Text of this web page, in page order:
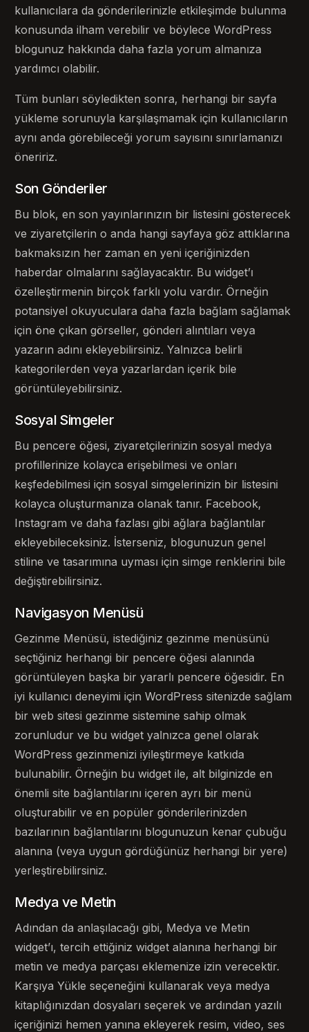
kullanıcılara da gönderilerinizle etkileşimde bulunma
konusunda ilham verebilir ve böylece WordPress
blogunuz hakkında daha fazla yorum almanıza
yardımcı olabilir.
Tüm bunları söyledikten sonra, herhangi bir sayfa
yükleme sorunuyla karşılaşmamak için kullanıcıların
aynı anda görebileceği yorum sayısını sınırlamanızı
öneririz.
Son Gönderiler
Bu blok, en son yayınlarınızın bir listesini gösterecek
ve ziyaretçilerin o anda hangi sayfaya göz attıklarına
bakmaksızın her zaman en yeni içeriğinizden
haberdar olmalarını sağlayacaktır. Bu widget’ı
özelleştirmenin birçok farklı yolu vardır. Örneğin
potansiyel okuyuculara daha fazla bağlam sağlamak
için öne çıkan görseller, gönderi alıntıları veya
yazarın adını ekleyebilirsiniz. Yalnızca belirli
kategorilerden veya yazarlardan içerik bile
görüntüleyebilirsiniz.
Sosyal Simgeler
Bu pencere öğesi, ziyaretçilerinizin sosyal medya
profillerinize kolayca erişebilmesi ve onları
keşfedebilmesi için sosyal simgelerinizin bir listesini
kolayca oluşturmanıza olanak tanır. Facebook,
Instagram ve daha fazlası gibi ağlara bağlantılar
ekleyebileceksiniz. İsterseniz, blogunuzun genel
stiline ve tasarımına uyması için simge renklerini bile
değiştirebilirsiniz.
Navigasyon Menüsü
Gezinme Menüsü, istediğiniz gezinme menüsünü
seçtiğiniz herhangi bir pencere öğesi alanında
görüntüleyen başka bir yararlı pencere öğesidir. En
iyi kullanıcı deneyimi için WordPress sitenizde sağlam
bir web sitesi gezinme sistemine sahip olmak
zorunludur ve bu widget yalnızca genel olarak
WordPress gezinmenizi iyileştirmeye katkıda
bulunabilir. Örneğin bu widget ile, alt bilginizde en
önemli site bağlantılarını içeren ayrı bir menü
oluşturabilir ve en popüler gönderilerinizden
bazılarının bağlantılarını blogunuzun kenar çubuğu
alanına (veya uygun gördüğünüz herhangi bir yere)
yerleştirebilirsiniz.
Medya ve Metin
Adından da anlaşılacağı gibi, Medya ve Metin
widget’ı, tercih ettiğiniz widget alanına herhangi bir
metin ve medya parçası eklemenize izin verecektir.
Karşıya Yükle seçeneğini kullanarak veya medya
kitaplığınızdan dosyaları seçerek ve ardından yazılı
içeriğinizi hemen yanına ekleyerek resim, video, ses